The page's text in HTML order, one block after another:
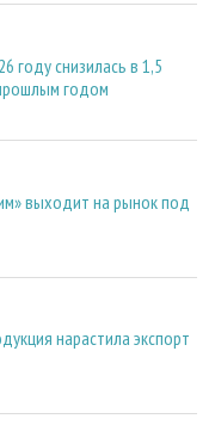
году снизилась в 1,5
годом
выходит на рынок под
нарастила экспорт